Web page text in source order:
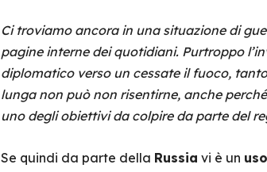
Ci troviamo ancora in una situazione di
pagine interne dei quotidiani. Purtroppo
diplomatico verso un cessate il fuoco,
lunga non può non risentirne, anche
uno degli obiettivi da colpire da parte del
Se quindi da parte della Russia vi è un